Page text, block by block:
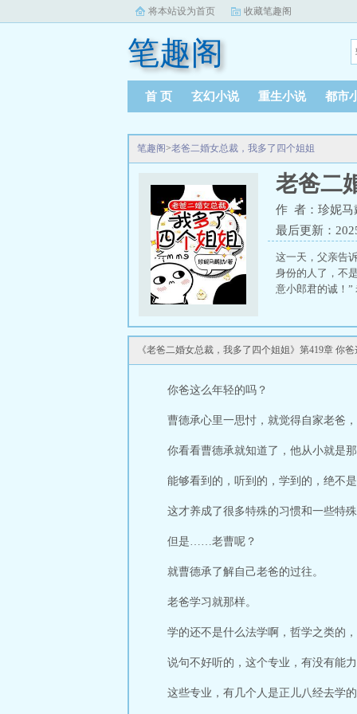
将本站设为首页 收藏笔趣阁
笔趣阁
首 页 玄幻小说 重生小说 都市
笔趣阁>老爸二婚女总裁，我多了四个姐姐
老爸二
作 者：珍妮马
最后更新：
这一天，父亲告
身份的人了，不
意小郎君的诚！
《老爸二婚女总裁，我多了四个姐姐》第419章 你
你爸这么年轻的吗？
曹德承心里一思忖，就觉得自家老爸
你看看曹德承就知道了，他从小就是
能够看到的，听到的，学到的，绝不
这才养成了很多特殊的习惯和一些特
但是……老曹呢？
就曹德承了解自己老爸的过往。
老爸学习就那样。
学的还不是什么法学啊，哲学之类的
说句不好听的，这个专业，有没有能
这些专业，有几个人是正儿八经去学